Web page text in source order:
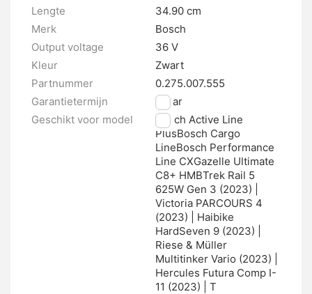
Lengte
34.90 cm
Merk
Bosch
Output voltage
36 V
Kleur
Zwart
Partnummer
0.275.007.555
Garantietermijn
2 jaar
Geschikt voor model
Bosch Active Line
PlusBosch Cargo
LineBosch Performance
Line CXGazelle Ultimate
C8+ HMBTrek Rail 5
625W Gen 3 (2023) |
Victoria PARCOURS 4
(2023) | Haibike
HardSeven 9 (2023) |
Riese & Müller
Multitinker Vario (2023) |
Hercules Futura Comp I-
11 (2023) | T